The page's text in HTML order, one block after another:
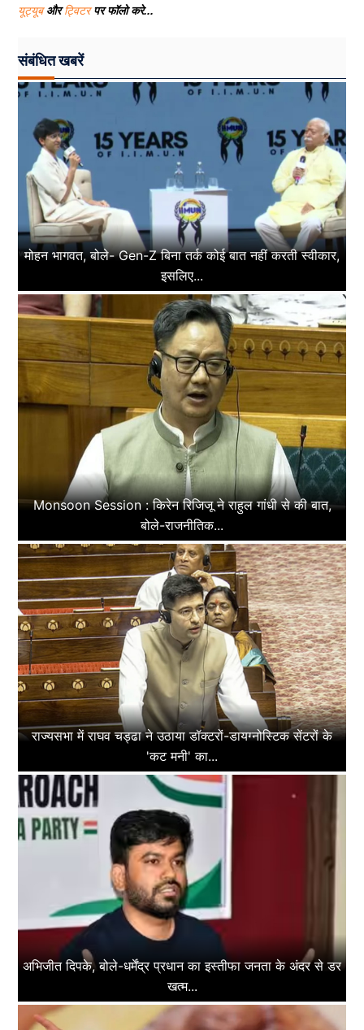
यूट्यूबऔरट्विटरपर फॉलो करे...
संबंधित खबरें
मोहन भागवत, बोले- Gen-Z बिना तर्क कोई बात नहीं करती स्वीकार,
इसलिए...
Monsoon Session : किरेन रिजिजू ने राहुल गांधी से की बात,
बोले-राजनीतिक...
राज्यसभा में राघव चड्ढा ने उठाया डॉक्टरों-डायग्नोस्टिक सेंटरों के
'कट मनी' का...
अभिजीत दिपके, बोले-धर्मेंद्र प्रधान का इस्तीफा जनता के अंदर से डर
खत्म...